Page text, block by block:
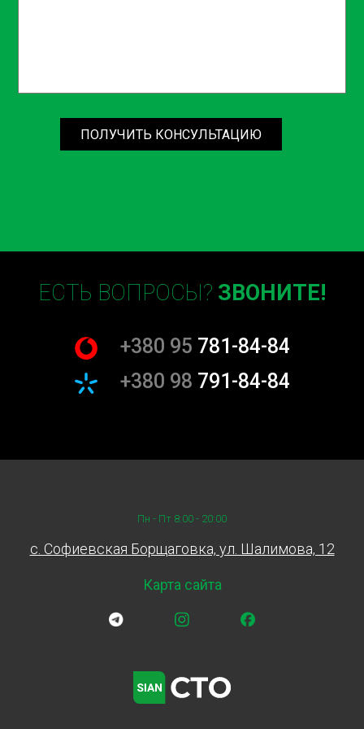
ПОЛУЧИТЬ КОНСУЛЬТАЦИЮ
ЕСТЬ ВОПРОСЫ? ЗВОНИТЕ!
+380 95 781-84-84
+380 98 791-84-84
Пн - Пт 8:00 - 20:00
c. Софиевская Борщаговка, ул. Шалимова, 12
Карта сайта